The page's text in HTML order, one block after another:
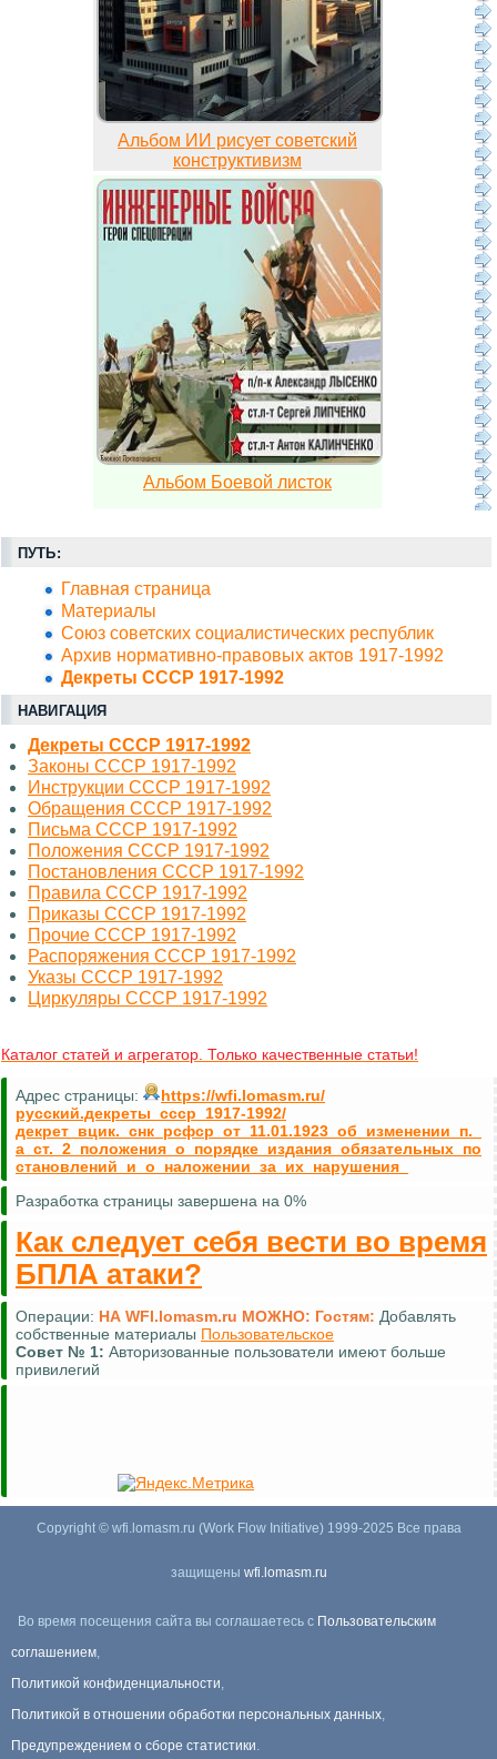
Альбом ИИ рисует советский
конструктивизм
Альбом Боевой листок
ПУТЬ:
Главная страница
Материалы
Союз советских социалистических республик
Архив нормативно-правовых актов 1917-1992
Декреты СССР 1917-1992
НАВИГАЦИЯ
Декреты СССР 1917-1992
Законы СССР 1917-1992
Инструкции СССР 1917-1992
Обращения СССР 1917-1992
Письма СССР 1917-1992
Положения СССР 1917-1992
Постановления СССР 1917-1992
Правила СССР 1917-1992
Приказы СССР 1917-1992
Прочие СССР 1917-1992
Распоряжения СССР 1917-1992
Указы СССР 1917-1992
Циркуляры СССР 1917-1992
Каталог статей и агрегатор. Только качественные статьи!
Адрес страницы:
https://wfi.lomasm.ru/
русский.декреты_ссср_1917-1992/
декрет_вцик._снк_рсфср_от_11.01.1923_об_изменении_п._
а_ст._2_положения_о_порядке_издания_обязательных_по
становлений_и_о_наложении_за_их_нарушения_
Разработка страницы завершена на 0%
Как следует себя вести во время
БПЛА атаки?
Операции: НА WFI.lomasm.ru МОЖНО: Гостям: Добавлять
собственные материалы Пользовательское
Совет № 1: Авторизованные пользователи имеют больше
привилегий
Copyright © wfi.lomasm.ru (Work Flow Initiative) 1999-2025 Все права
защищены wfi.lomasm.ru
Во время посещения сайта вы соглашаетесь с Пользовательским
соглашением,
Политикой конфиденциальности,
Политикой в отношении обработки персональных данных,
Предупреждением о сборе статистики.